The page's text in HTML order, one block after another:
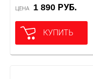
ЦЕНА 1 890 РУБ.
КУПИТЬ